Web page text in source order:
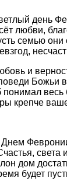
день
любви,
семью они
и
Божьи
понимал весь
крепче
света
дом
будет